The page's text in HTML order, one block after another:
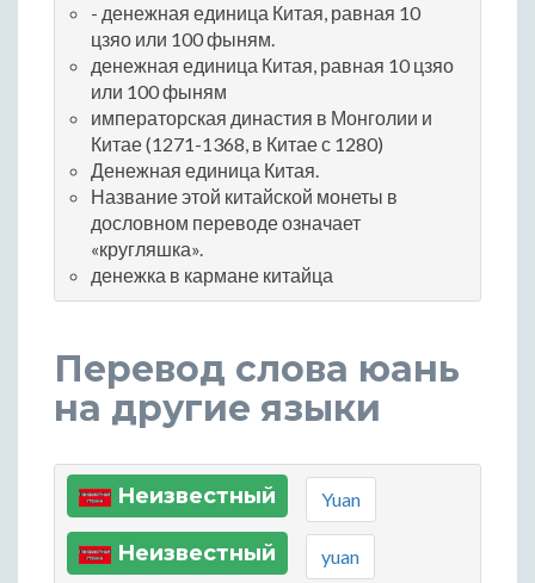
- денежная единица Китая, равная 10
цзяо или 100 фыням.
денежная единица Китая, равная 10 цзяо
или 100 фыням
императорская династия в Монголии и
Китае (1271-1368, в Китае с 1280)
Денежная единица Китая.
Название этой китайской монеты в
дословном переводе означает
«кругляшка».
денежка в кармане китайца
Перевод слова юань
на другие языки
Неизвестный Yuan
Неизвестный yuan